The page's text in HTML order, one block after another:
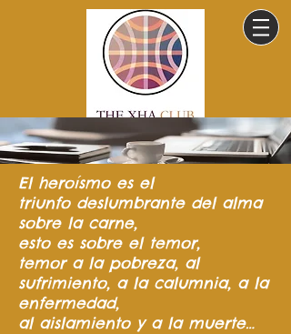
El heroísmo es el
triunfo deslumbrante del alma
sobre la carne,
esto es sobre el temor,
temor a la pobreza, al
sufrimiento, a la calumnia, a la
enfermedad,
al aislamiento y a la muerte…